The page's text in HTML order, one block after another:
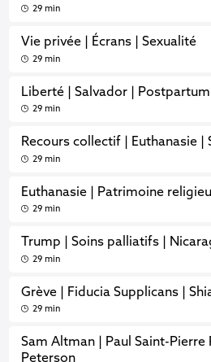
29 min
Vie privée | Écrans | Sexualité
29 min
Liberté | Salvador | Postpartum
29 min
Recours collectif | Euthanasie |
29 min
Euthanasie | Patrimoine
29 min
Trump | Soins palliatifs |
29 min
Grève | Fiducia Supplicans |
29 min
Sam Altman | Paul Saint-
Peterson